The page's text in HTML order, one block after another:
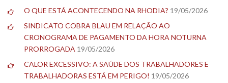
O QUE ESTÁ ACONTECENDO NA RHODIA? 19/05/2026
SINDICATO COBRA BLAU EM RELAÇÃO AO
CRONOGRAMA DE PAGAMENTO DA HORA NOTURNA
PRORROGADA 19/05/2026
CALOR EXCESSIVO: A SAÚDE DOS TRABALHADORES E
TRABALHADORAS ESTÁ EM PERIGO! 19/05/2026